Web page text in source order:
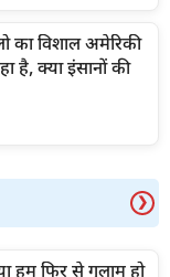
का विशाल अमेरिकी
है, क्या इंसानों की
❯